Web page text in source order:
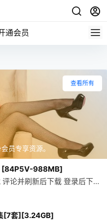
通会员
员专享资源。
查看所有
[84P5V-988MB]
预览图 下载权限查看 ￥ 免费下载 评论并刷新后下载 登录后下载 查看演示 attr.name： 您当前的等级为 登录后免费下载登录 小黑屋反思中，不准下载！ 评论后刷新页面下载评论 支付￥以后下载 请先登录 您今天的下载次数（次）用完了，请明天再来 支付积分以后下载立即支付 支付以后下载立即支付 您当前的用户组不允许下载升级会员 您已获得下载权限 您可以每天下载资源次，今日剩余次
[7套][3.24GB]